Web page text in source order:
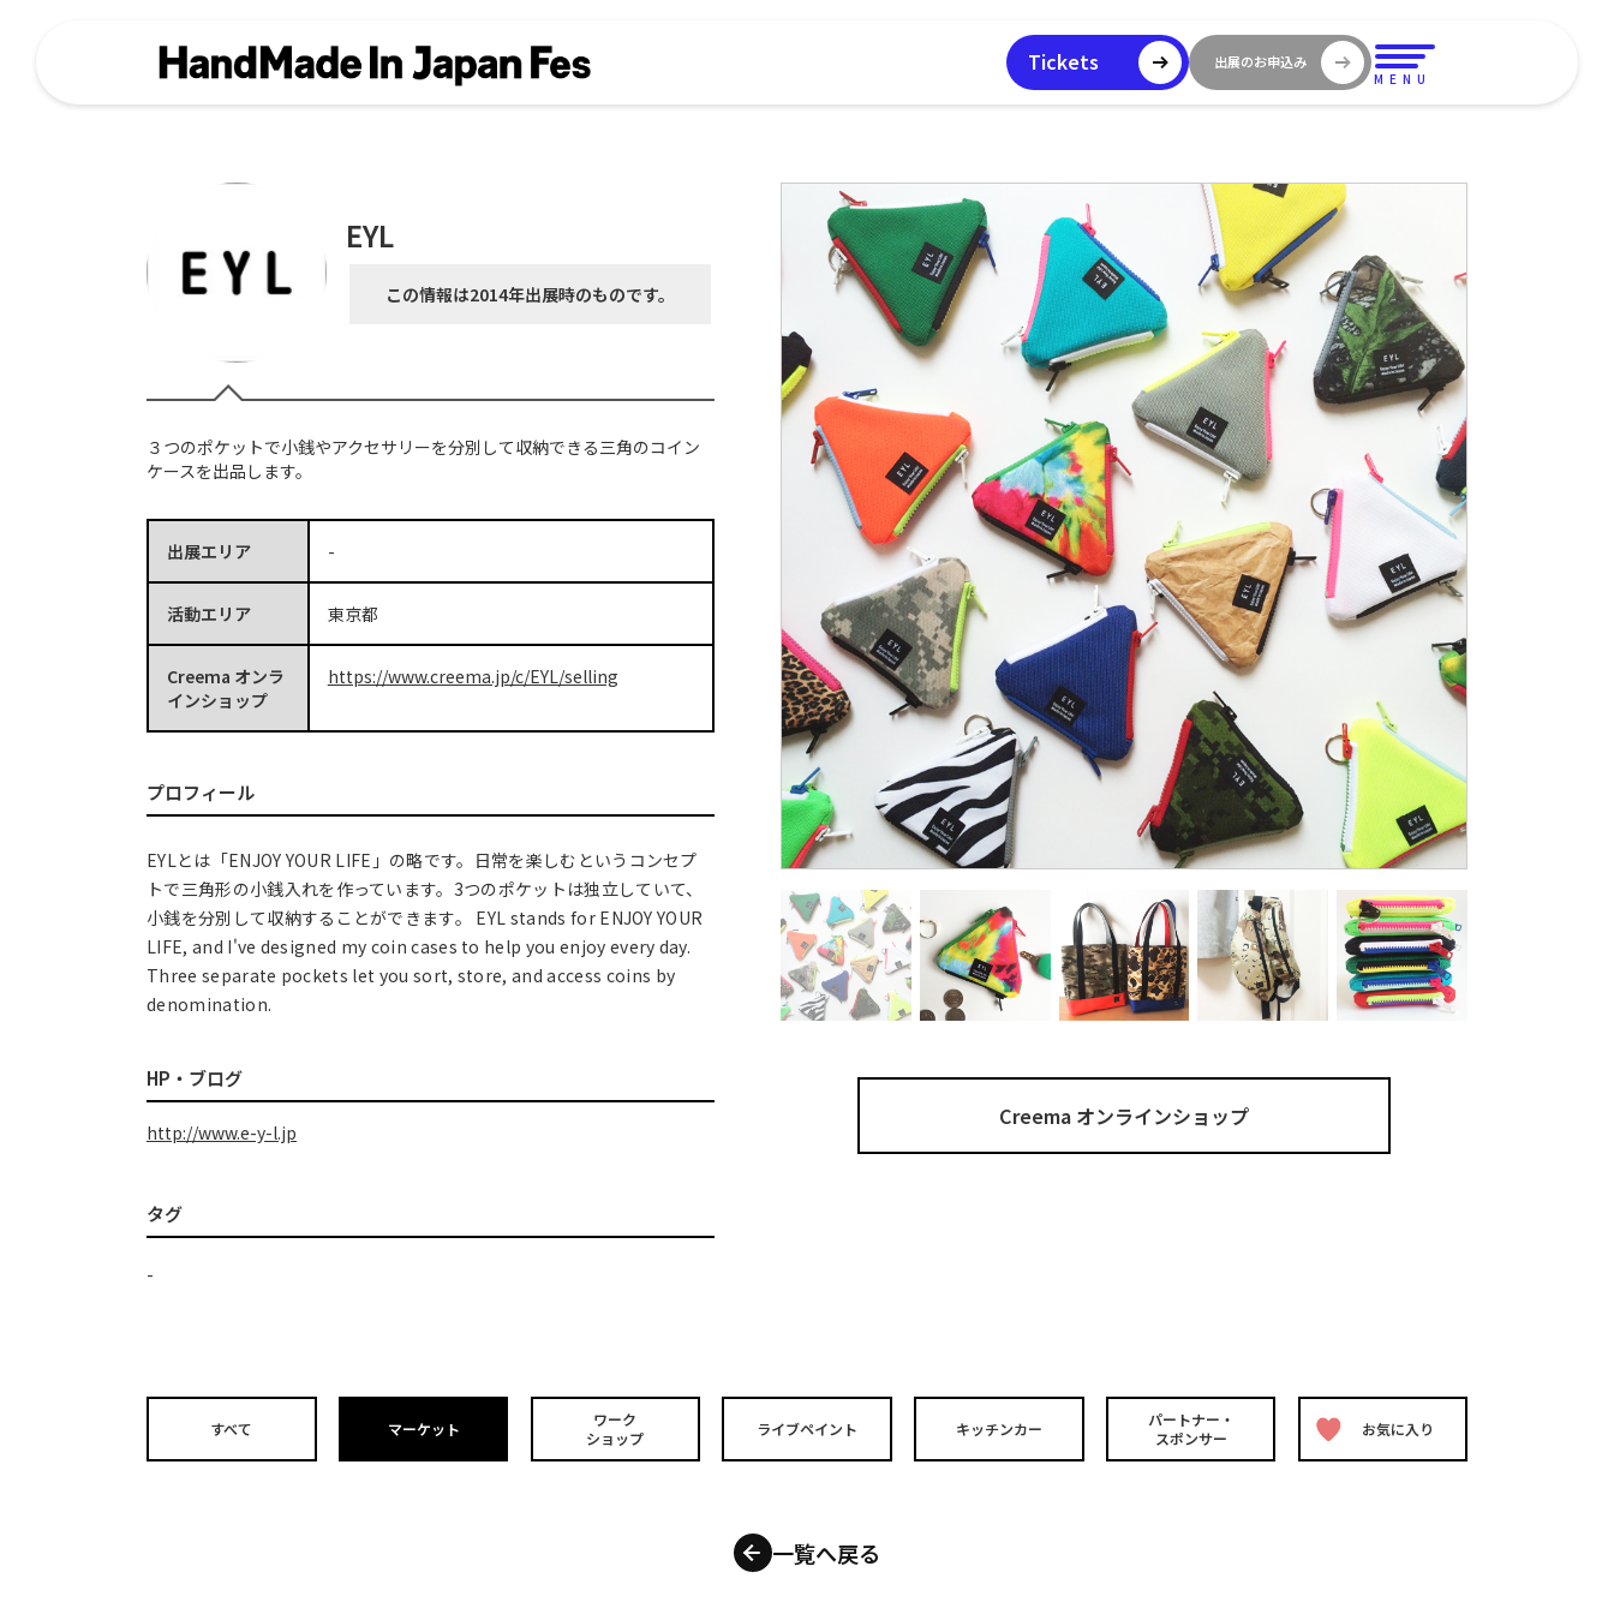
Tickets 出展のお申込み
MENU
EYL
この情報は2014年出展時のものです。
３つのポケットで小銭やアクセサリーを分別して収納できる三角のコイン
ケースを出品します。
出展エリア -
活動エリア 東京都
Creema オンラ
インショップ
https://www.creema.jp/c/EYL/selling
プロフィール
EYLとは「ENJOY YOUR LIFE」の略です。日常を楽しむというコンセプ
トで三角形の小銭入れを作っています。3つのポケットは独立していて、
小銭を分別して収納することができます。 EYL stands for ENJOY YOUR
LIFE, and I've designed my coin cases to help you enjoy every day.
Three separate pockets let you sort, store, and access coins by
denomination.
HP・ブログ
http://www.e-y-l.jp
タグ
-
Creema オンラインショップ
すべて マーケット
ワーク
ショップ
ライブペイント キッチンカー
パートナー・
スポンサー
お気に入り
一覧へ戻る